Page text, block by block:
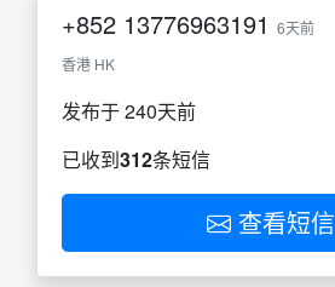
+852 13776963191 6天前
香港 HK
发布于 240天前
已收到312条短信
查看短信